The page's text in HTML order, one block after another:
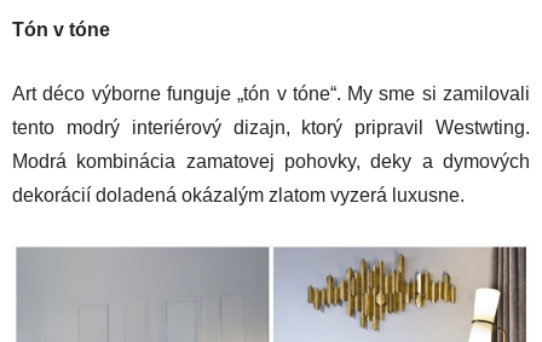
Tón v tóne
Art déco výborne funguje „tón v tóne“. My sme si zamilovali
tento modrý interiérový dizajn, ktorý pripravil Westwting.
Modrá kombinácia zamatovej pohovky, deky a dymových
dekorácií doladená okázalým zlatom vyzerá luxusne.